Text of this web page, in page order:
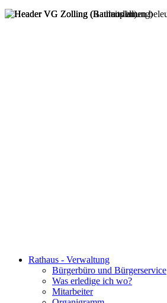
Rathaus - Verwaltung
Bürgerbüro und Bürgerservice
Was erledige ich wo?
Mitarbeiter